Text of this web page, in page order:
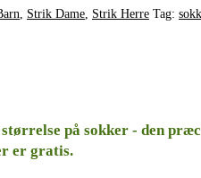
Strik Dame Strik Herre Tag:
på sokker - den
er gratis.